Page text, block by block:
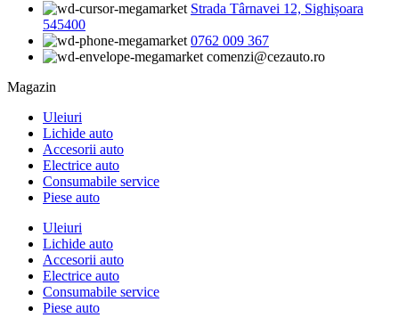
Strada Târnavei 12, Sighișoara
545400
0762 009 367
comenzi@cezauto.ro
Magazin
Uleiuri
Lichide auto
Accesorii auto
Electrice auto
Consumabile service
Piese auto
Uleiuri
Lichide auto
Accesorii auto
Electrice auto
Consumabile service
Piese auto